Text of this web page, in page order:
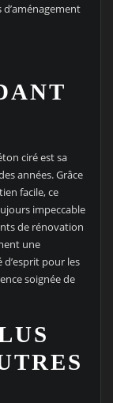
ciré est sa
années. Grâce
facile, ce
impeccable
de rénovation
une
pour les
soignée de